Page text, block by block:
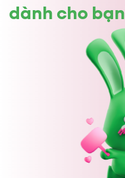
dành cho bạn